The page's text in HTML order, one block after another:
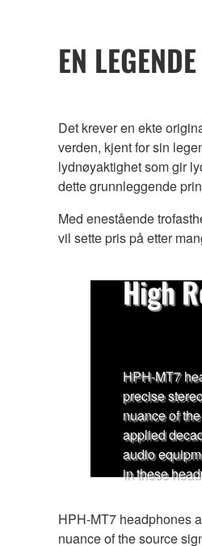
EN
Det krever en ekte
verden, kjent for sin
lydnøyaktighet som gir
dette grunnleggende
Med enestående
vil sette pris på etter
High
HPH-MT7
precise
nuance of
applied
audio
in these
HPH-MT7 headphones
nuance of the source